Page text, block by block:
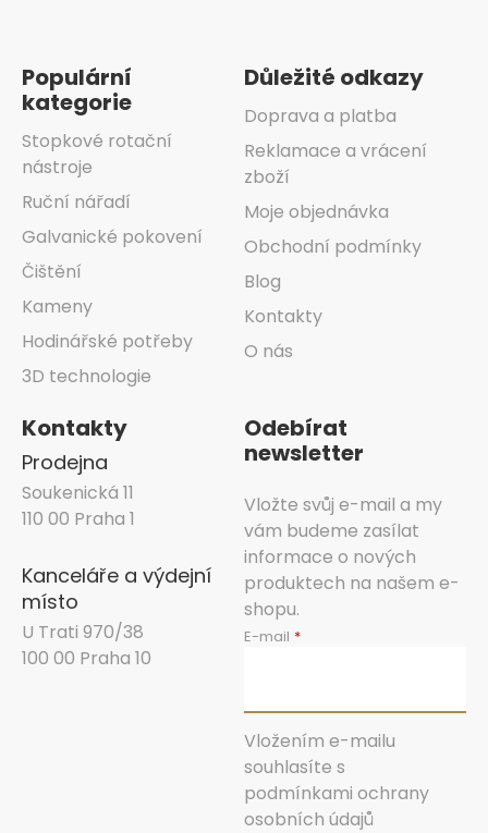
Populární
kategorie
Stopkové rotační
nástroje
Ruční nářadí
Galvanické pokovení
Čištění
Kameny
Hodinářské potřeby
3D technologie
Důležité odkazy
Doprava a platba
Reklamace a vrácení
zboží
Moje objednávka
Obchodní podmínky
Blog
Kontakty
O nás
Kontakty
Prodejna
Soukenická 11
110 00 Praha 1
Kanceláře a výdejní
místo
U Trati 970/38
100 00 Praha 10
Odebírat
newsletter
Vložte svůj e-mail a my
vám budeme zasílat
informace o nových
produktech na našem e-
shopu.
E-mail
Vložením e-mailu
souhlasíte s
podmínkami ochrany
osobních údajů